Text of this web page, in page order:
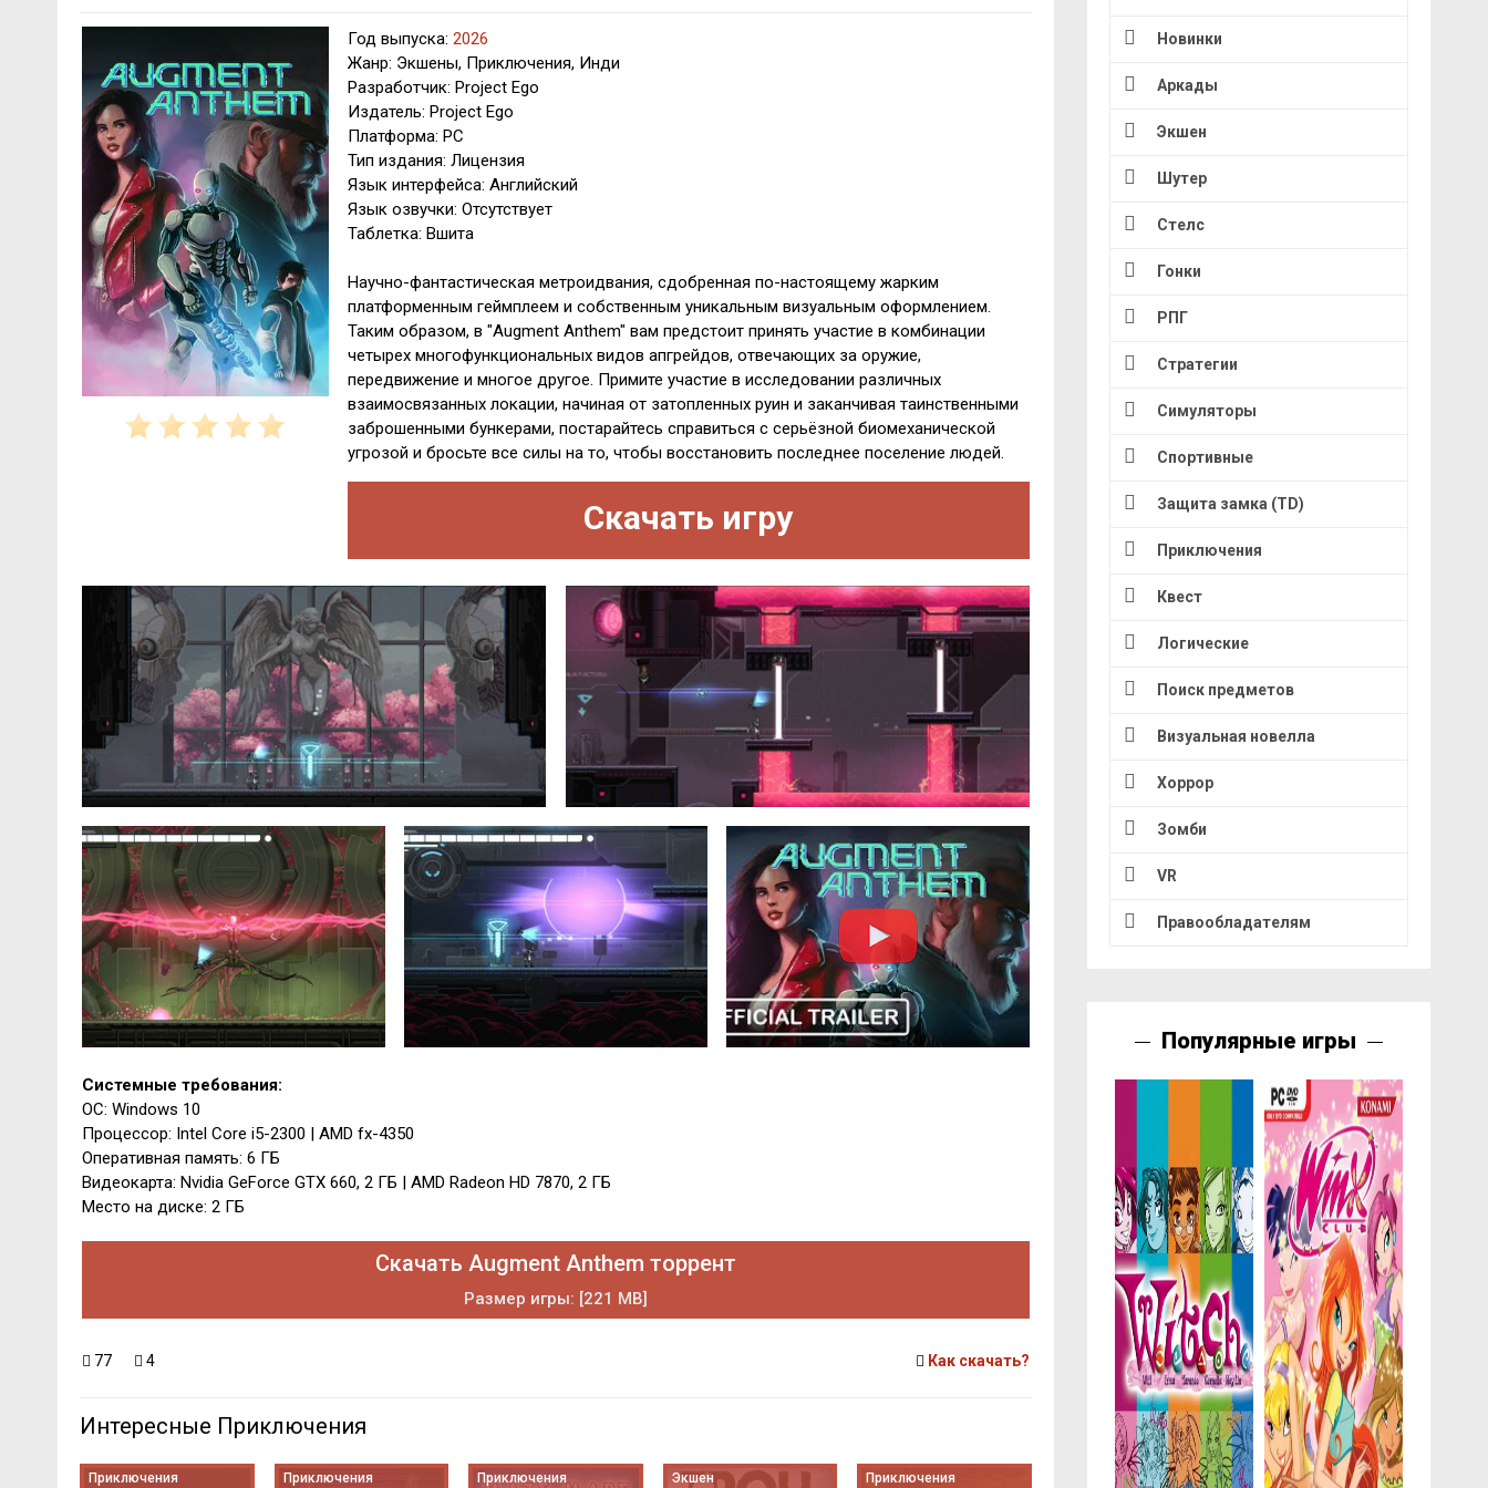
Год выпуска: 2026
Жанр: Экшены, Приключения, Инди
Разработчик: Project Ego
Издатель: Project Ego
Платформа: PC
Тип издания: Лицензия
Язык интерфейса: Английский
Язык озвучки: Отсутствует
Таблетка: Вшита
Научно-фантастическая метроидвания, сдобренная по-настоящему жарким
платформенным геймплеем и собственным уникальным визуальным оформлением.
Таким образом, в "Augment Anthem" вам предстоит принять участие в комбинации
четырех многофункциональных видов апгрейдов, отвечающих за оружие,
передвижение и многое другое. Примите участие в исследовании различных
взаимосвязанных локации, начиная от затопленных руин и заканчивая таинственными
заброшенными бункерами, постарайтесь справиться с серьёзной биомеханической
угрозой и бросьте все силы на то, чтобы восстановить последнее поселение людей.
Скачать игру
Системные требования:
ОС: Windows 10
Процессор: Intel Core i5-2300 | AMD fx-4350
Оперативная память: 6 ГБ
Видеокарта: Nvidia GeForce GTX 660, 2 ГБ | AMD Radeon HD 7870, 2 ГБ
Место на диске: 2 ГБ
Скачать Augment Anthem торрент
Размер игры: [221 MB]
77 4 Как скачать?
Интересные Приключения
Приключения Приключения Приключения Экшен Приключения
Новинки
Аркады
Экшен
Шутер
Стелс
Гонки
РПГ
Стратегии
Симуляторы
Спортивные
Защита замка (TD)
Приключения
Квест
Логические
Поиск предметов
Визуальная новелла
Хоррор
Зомби
VR
Правообладателям
Популярные игры